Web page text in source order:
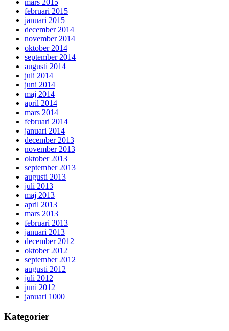
mars 2015
februari 2015
januari 2015
december 2014
november 2014
oktober 2014
september 2014
augusti 2014
juli 2014
juni 2014
maj 2014
april 2014
mars 2014
februari 2014
januari 2014
december 2013
november 2013
oktober 2013
september 2013
augusti 2013
juli 2013
maj 2013
april 2013
mars 2013
februari 2013
januari 2013
december 2012
oktober 2012
september 2012
augusti 2012
juli 2012
juni 2012
januari 1000
Kategorier